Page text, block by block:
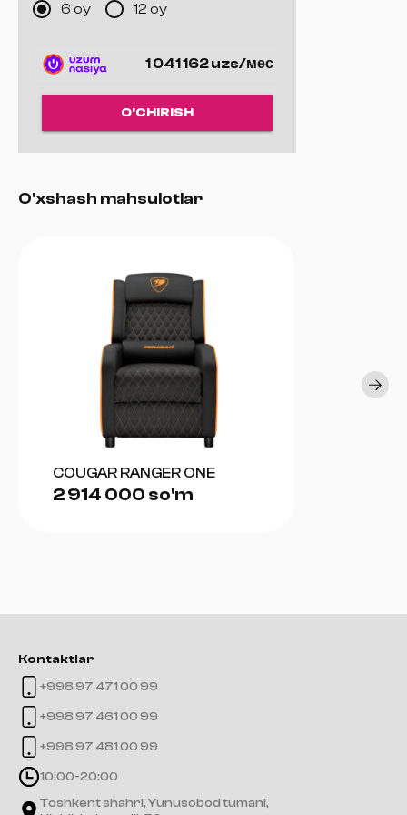
harakatlanadigan g‘ildiraklar.
uzoq muddatli foydalanish.
Head & Lumbar Support: Bosh va bel yostiqlari bilan
Sleek Black Design:Zamonaviy va sport uslubidagi qora
6 oy 12 oy
1 041 162 uzs/мес
O'CHIRISH
O'xshash mahsulotlar
COUGAR RANGER ONE
2 914 000 so'm
Kontaktlar
+998 97 471 00 99
+998 97 461 00 99
+998 97 481 00 99
10:00-20:00
Toshkent shahri, Yunusobod tumani,